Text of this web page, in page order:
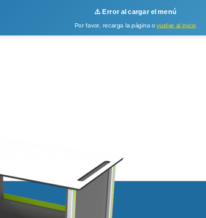
⚠️ Error al cargar el menú
Por favor, recarga la página ovuelve al inicio